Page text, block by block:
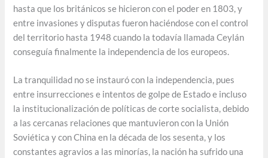
hasta que los británicos se hicieron con el poder en 1803, y
entre invasiones y disputas fueron haciéndose con el control
del territorio hasta 1948 cuando la todavía llamada Ceylán
conseguía finalmente la independencia de los europeos.
La tranquilidad no se instauró con la independencia, pues
entre insurrecciones e intentos de golpe de Estado e incluso
la institucionalización de políticas de corte socialista, debido
a las cercanas relaciones que mantuvieron con la Unión
Soviética y con China en la década de los sesenta, y los
constantes agravios a las minorías, la nación ha sufrido una